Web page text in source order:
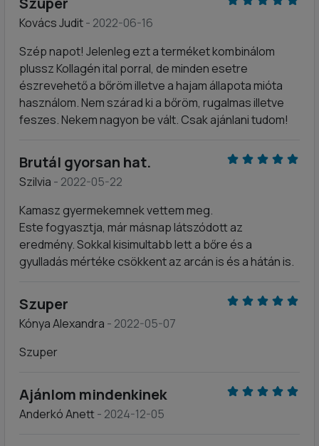
Kovács Judit- 2022-06-16
Szép napot! Jelenleg ezt a terméket kombinálom
plussz Kollagén ital porral, de minden esetre
észrevehető a bőröm illetve a hajam állapota mióta
használom. Nem szárad ki a bőröm, rugalmas illetve
feszes. Nekem nagyon be vált. Csak ajánlani tudom!
Brutál gyorsan hat.
Szilvia - 2022-05-22
Kamasz gyermekemnek vettem meg.
Este fogyasztja, már másnap látszódott az
eredmény. Sokkal kisimultabb lett a bőre és a
gyulladás mértéke csökkent az arcán is és a hátán is.
Szuper
Kónya Alexandra - 2022-05-07
Szuper
Ajánlom mindenkinek
Anderkó Anett- 2024-12-05